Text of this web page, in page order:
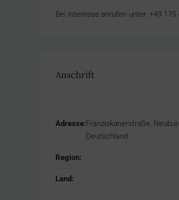
Bei Interesse anrufen unter: +49 175
Anschrift
Adresse:Franziskanerstraße,
Deutschland
Region:
Land: